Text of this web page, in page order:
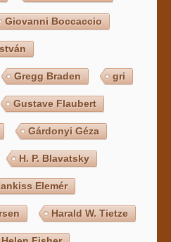
Giovanni Boccaccio
Gregg Braden gri
Gustave Flaubert
Gárdonyi Géza
H. P. Blavatsky
Elemér
Harald W. Tietze